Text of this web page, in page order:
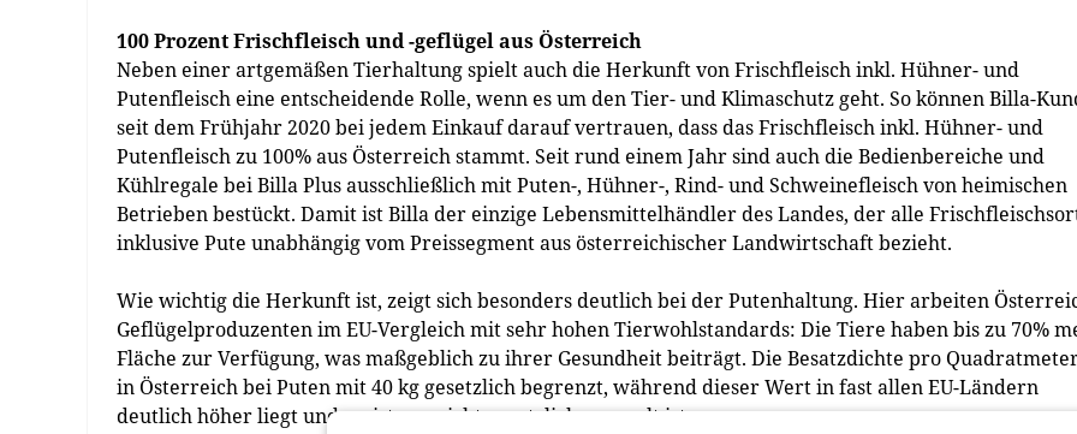
100 Prozent Frischfleisch und -geflügel aus Österreich
Neben einer artgemäßen Tierhaltung spielt auch die Herkunft von Frischfleisch inkl. Hühner- und
Putenfleisch eine entscheidende Rolle, wenn es um den Tier- und Klimaschutz geht. So können Billa-
seit dem Frühjahr 2020 bei jedem Einkauf darauf vertrauen, dass das Frischfleisch inkl. Hühner- und
Putenfleisch zu 100% aus Österreich stammt. Seit rund einem Jahr sind auch die Bedienbereiche und
Kühlregale bei Billa Plus ausschließlich mit Puten-, Hühner-, Rind- und Schweinefleisch von heimischen
Betrieben bestückt. Damit ist Billa der einzige Lebensmittelhändler des Landes, der alle
inklusive Pute unabhängig vom Preissegment aus österreichischer Landwirtschaft bezieht.
Wie wichtig die Herkunft ist, zeigt sich besonders deutlich bei der Putenhaltung. Hier arbeiten
Geflügelproduzenten im EU-Vergleich mit sehr hohen Tierwohlstandards: Die Tiere haben bis zu 70%
Fläche zur Verfügung, was maßgeblich zu ihrer Gesundheit beiträgt. Die Besatzdichte pro
in Österreich bei Puten mit 40 kg gesetzlich begrenzt, während dieser Wert in fast allen EU-Ländern
deutlich höher liegt und meist gar nicht gesetzlich geregelt ist.